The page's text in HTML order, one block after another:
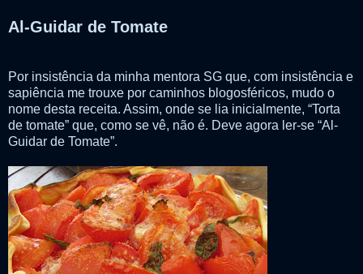
Al-Guidar de Tomate
Por insistência da minha mentora SG que, com insistência e
sapiência me trouxe por caminhos blogosféricos, mudo o
nome desta receita. Assim, onde se lia inicialmente, “Torta
de tomate” que, como se vê, não é. Deve agora ler-se “Al-
Guidar de Tomate”.